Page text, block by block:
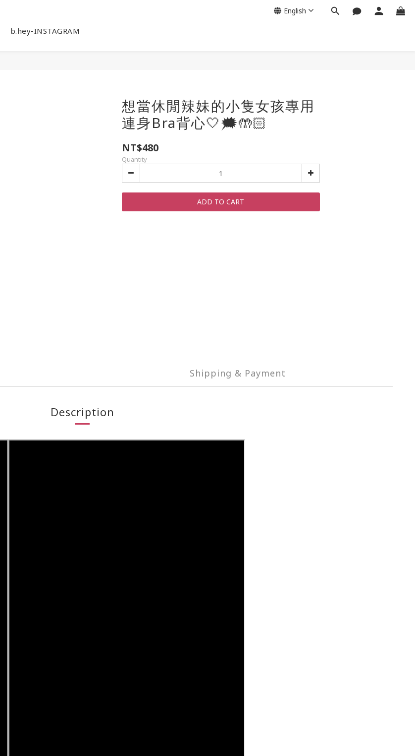
b.hey-INSTAGRAM
English
想當休閒辣妹的小隻女孩專用
連身Bra背心🤍🗯️🤲🏻
NT$480
Quantity
ADD TO CART
Shipping & Payment
Description